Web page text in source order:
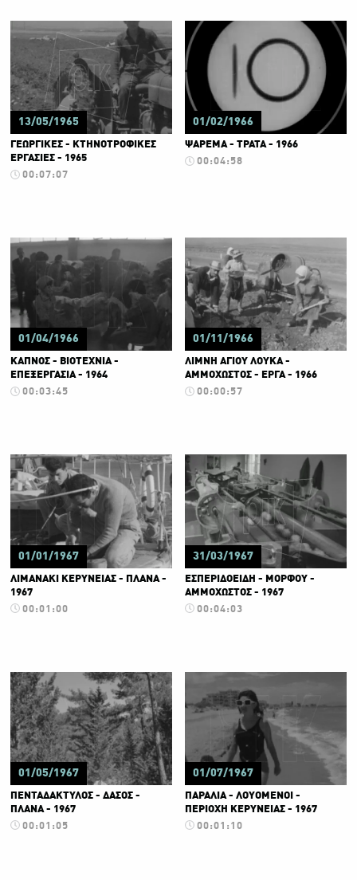
13/05/1965
ΓΕΩΡΓΙΚΕΣ - ΚΤΗΝΟΤΡΟΦΙΚΕΣ
ΕΡΓΑΣΙΕΣ - 1965
00:07:07
01/02/1966
ΨΑΡΕΜΑ - ΤΡΑΤΑ - 1966
00:04:58
01/04/1966
ΚΑΠΝΟΣ - ΒΙΟΤΕΧΝΙΑ -
ΕΠΕΞΕΡΓΑΣΙΑ - 1964
00:03:45
01/11/1966
ΛΙΜΝΗ ΑΓΙΟΥ ΛΟΥΚΑ -
ΑΜΜΟΧΩΣΤΟΣ - ΕΡΓΑ - 1966
00:00:57
01/01/1967
ΛΙΜΑΝΑΚΙ ΚΕΡΥΝΕΙΑΣ - ΠΛΑΝΑ -
1967
00:01:00
31/03/1967
ΕΣΠΕΡΙΔΟΕΙΔΗ - ΜΟΡΦΟΥ -
ΑΜΜΟΧΩΣΤΟΣ - 1967
00:04:03
01/05/1967
ΠΕΝΤΑΔΑΚΤΥΛΟΣ - ΔΑΣΟΣ -
ΠΛΑΝΑ - 1967
00:01:05
01/07/1967
ΠΑΡΑΛΙΑ - ΛΟΥΟΜΕΝΟΙ -
ΠΕΡΙΟΧΗ ΚΕΡΥΝΕΙΑΣ - 1967
00:01:10